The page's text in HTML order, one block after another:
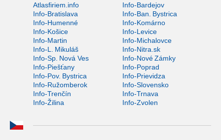
Atlasfiriem.info
Info-Bardejov
Info-Bratislava
Info-Ban. Bystrica
Info-Humenné
Info-Komárno
Info-Košice
Info-Levice
Info-Martin
Info-Michalovce
Info-L. Mikuláš
Info-Nitra.sk
Info-Sp. Nová Ves
Info-Nové Zámky
Info-Piešťany
Info-Poprad
Info-Pov. Bystrica
Info-Prievidza
Info-Ružomberok
Info-Slovensko
Info-Trenčín
Info-Trnava
Info-Žilina
Info-Zvolen